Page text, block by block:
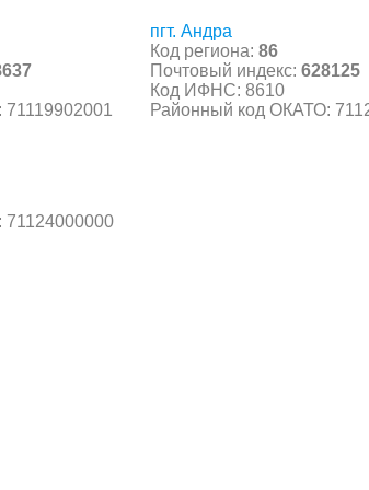
пгт. Андра
Код региона: 86
Почтовый индекс: 628125
Код ИФНС: 8610
Районный код ОКАТО: